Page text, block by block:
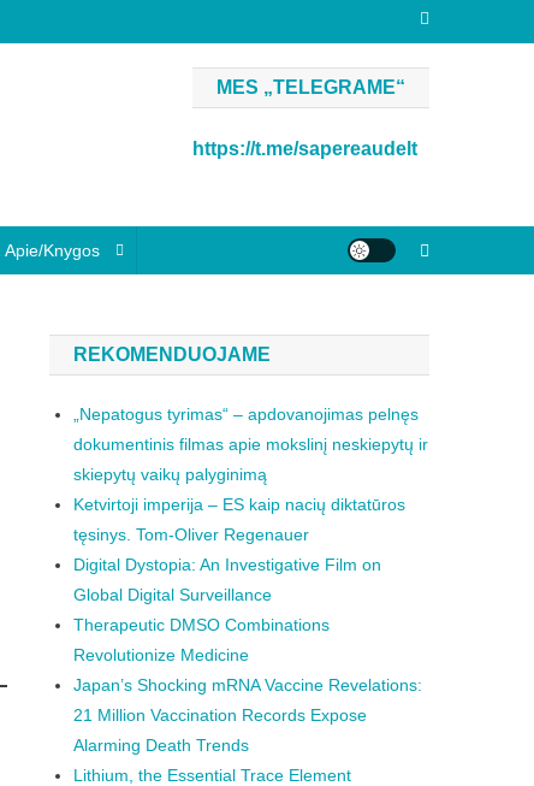
MES „TELEGRAME“
https://t.me/sapereaudelt
Apie/knygos
REKOMENDUOJAME
„Nepatogus tyrimas“ – apdovanojimas pelnęs
dokumentinis filmas apie mokslinį neskiepytų ir
skiepytų vaikų palyginimą
Ketvirtoji imperija – ES kaip nacių diktatūros
tęsinys. Tom-Oliver Regenauer
Digital Dystopia: An Investigative Film on
Global Digital Surveillance
Therapeutic DMSO Combinations
Revolutionize Medicine
Japan’s Shocking mRNA Vaccine Revelations:
21 Million Vaccination Records Expose
Alarming Death Trends
Lithium, the Essential Trace Element